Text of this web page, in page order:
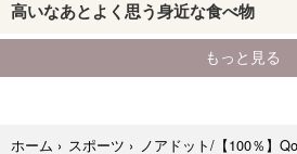
ホーム › スポーツ › ノアドット/【100％】